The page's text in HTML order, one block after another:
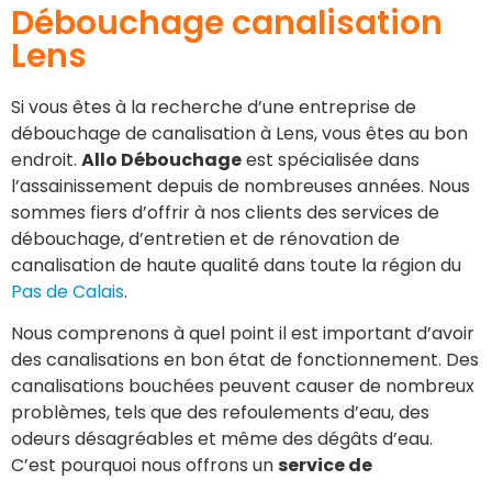
Débouchage canalisation
Lens
Si vous êtes à la recherche d’une entreprise de
débouchage de canalisation à Lens, vous êtes au bon
endroit. Allo Débouchageest spécialisée dans
l’assainissement depuis de nombreuses années. Nous
sommes fiers d’offrir à nos clients des services de
débouchage, d’entretien et de rénovation de
canalisation de haute qualité dans toute la région du
Pas de Calais.
Nous comprenons à quel point il est important d’avoir
des canalisations en bon état de fonctionnement. Des
canalisations bouchées peuvent causer de nombreux
problèmes, tels que des refoulements d’eau, des
odeurs désagréables et même des dégâts d’eau.
C’est pourquoi nous offrons unservice de